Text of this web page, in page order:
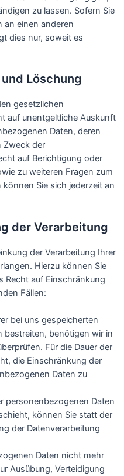
zu lassen. Sofern Sie
an einen anderen
dies nur, soweit es
Löschung
gesetzlichen
auf unentgeltliche Auskunft
Daten, deren
Zweck der
auf Berichtigung oder
zu weiteren Fragen zum
Sie sich jederzeit an
der Verarbeitung
der Verarbeitung Ihrer
Hierzu können Sie
Recht auf Einschränkung
Fällen:
bei uns gespeicherten
bestreiten, benötigen wir in
Für die Dauer der
die Einschränkung der
Daten zu
personenbezogenen Daten
können Sie statt der
der Datenverarbeitung
Daten nicht mehr
Ausübung, Verteidigung